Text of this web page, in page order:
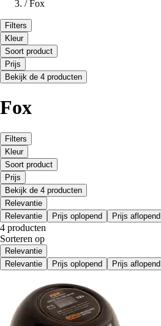
/ Fox
Filters
Kleur
Soort product
Prijs
Bekijk de 4 producten
Fox
Filters
Kleur
Soort product
Prijs
Bekijk de 4 producten
Relevantie
Relevantie
Prijs oplopend Prijs aflopend
4 producten
Sorteren op
Relevantie
Relevantie
Prijs oplopend Prijs aflopend